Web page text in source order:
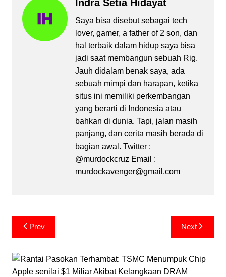
Indra Setia Hidayat
Saya bisa disebut sebagai tech
lover, gamer, a father of 2 son, dan
hal terbaik dalam hidup saya bisa
jadi saat membangun sebuah Rig.
Jauh didalam benak saya, ada
sebuah mimpi dan harapan, ketika
situs ini memiliki perkembangan
yang berarti di Indonesia atau
bahkan di dunia. Tapi, jalan masih
panjang, dan cerita masih berada di
bagian awal. Twitter :
@murdockcruz Email :
murdockavenger@gmail.com
Post
navigation
Prev Next